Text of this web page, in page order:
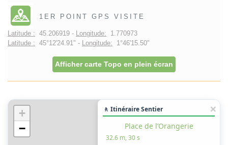
1ER POINT GPS VISITE
Latitude : 45.206919 - Longitude: 1.770973
Latitude : 45°12'24.91" - Longitude: 1°46'15.50"
Afficher carte Topo en plein écran
+
−
🚶 Itinéraire Sentier
Place de l’Orangerie
32.6 m, 30 s